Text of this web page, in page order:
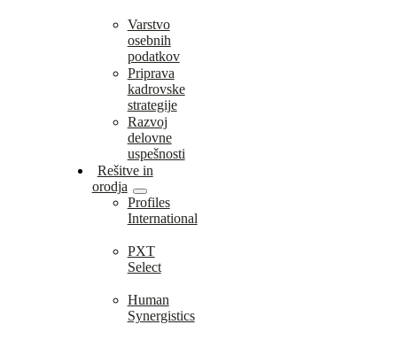
Varstvo
osebnih
podatkov
Priprava
kadrovske
strategije
Razvoj
delovne
uspešnosti
Rešitve in
orodja
Profiles
International
PXT
Select
Human
Synergistics